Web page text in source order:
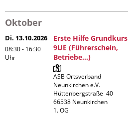
Oktober
Di. 13.10.2026
08:30 - 16:30
Uhr
Erste Hilfe Grundkurs
9UE (Führerschein,
Betriebe...)
ASB Ortsverband
Neunkirchen e.V.
Hüttenbergstraße  40
66538 Neunkirchen
1. OG